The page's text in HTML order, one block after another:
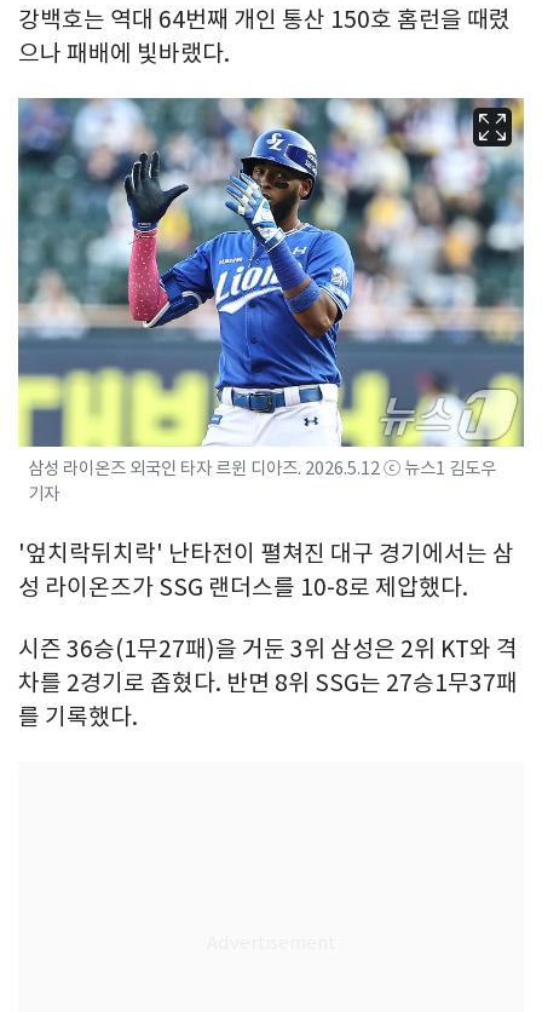
강백호는 역대 64번째 개인 통산 150호 홈런을 때렸
으나 패배에 빛바랬다.
삼성 라이온즈 외국인 타자 르윈 디아즈. 2026.5.12 ⓒ 뉴스1 김도우
기자
'엎치락뒤치락' 난타전이 펼쳐진 대구 경기에서는 삼
성 라이온즈가 SSG 랜더스를 10-8로 제압했다.
시즌 36승(1무27패)을 거둔 3위 삼성은 2위 KT와 격
차를 2경기로 좁혔다. 반면 8위 SSG는 27승1무37패
를 기록했다.